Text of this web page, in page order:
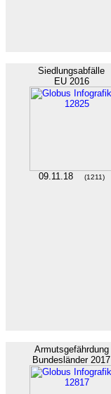
Siedlungsabfälle
EU 2016
09.11.18 (1211)
Armutsgefährdung
Bundesländer 2017